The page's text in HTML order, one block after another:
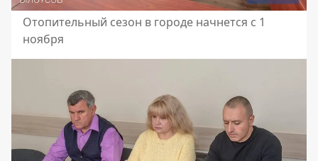
Отопительный сезон в городе начнется с 1
ноября